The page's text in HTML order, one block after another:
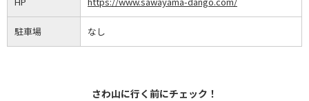
駐車場 なし
さわ山に行く前にチェック！